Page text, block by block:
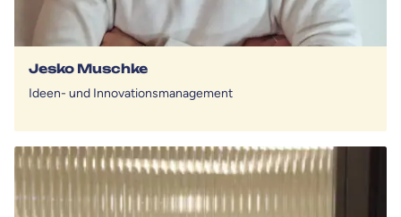
Jesko Muschke
Ideen- und Innovationsmanagement